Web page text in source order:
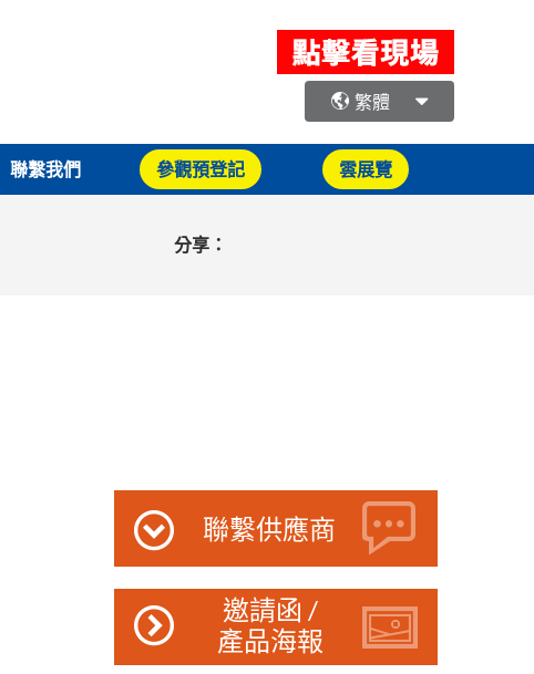
繁體
聯繫我們 參觀預登記 雲展覽
分享：
聯繫供應商
邀請函 /
產品海報